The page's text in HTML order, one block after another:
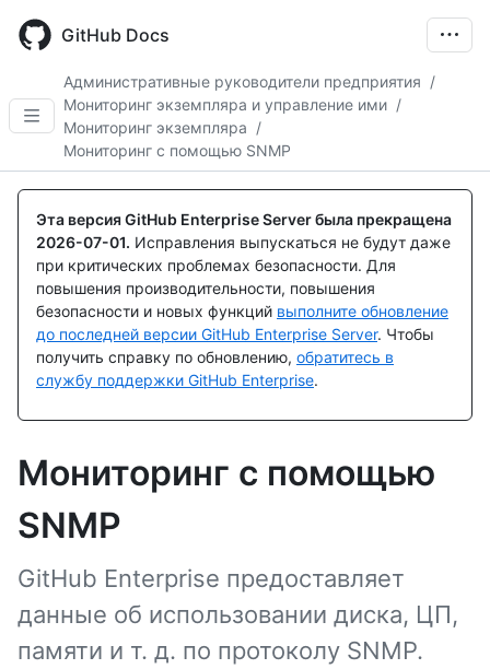
main
GitHub Docs
Административные руководители предприятия /
Мониторинг экземпляра и управление ими /
Мониторинг экземпляра /
Мониторинг с помощью SNMP
Эта версия GitHub Enterprise Server была прекращена
2026-07-01. Исправления выпускаться не будут даже
при критических проблемах безопасности. Для
повышения производительности, повышения
безопасности и новых функций выполните обновление
до последней версии GitHub Enterprise Server. Чтобы
получить справку по обновлению, обратитесь в
службу поддержки GitHub Enterprise.
Мониторинг с помощью
SNMP
GitHub Enterprise предоставляет
данные об использовании диска, ЦП,
памяти и т. д. по протоколу SNMP.